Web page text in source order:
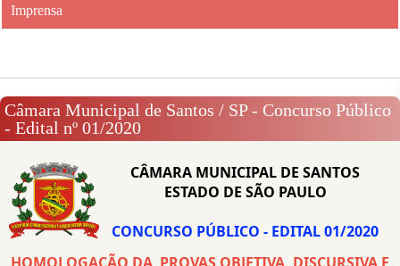
Imprensa
Câmara Municipal de Santos / SP - Concurso Público
- Edital nº 01/2020
CÂMARA MUNICIPAL DE SANTOS
ESTADO DE SÃO PAULO
CONCURSO PÚBLICO - EDITAL 01/2020